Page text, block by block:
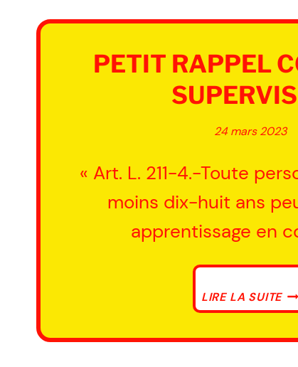
PETIT RAPPEL
24 mars 2023
« Art. L. 211-4.-Toute
moins dix-huit ans
apprentissage en
LIRE LA SUITE